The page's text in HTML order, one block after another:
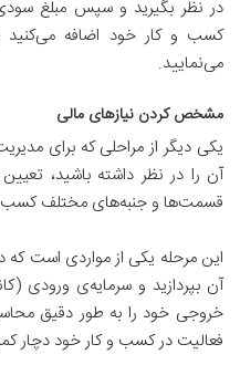
در نظر بگیرید و سپس مبلغ
کسب و کار خود اضافه
می‌نمایید.
مشخص کردن نیازهای مالی
یکی دیگر از مراحلی که برای
آن را در نظر داشته باشید،
قسمت‌ها و جنبه‌های مختلف کسب
این مرحله یکی از مواردی است که
آن بپردازید و سرمایه‌ی ورودی
خروجی خود را به طور دقیق
فعالیت در کسب و کار خود دچار